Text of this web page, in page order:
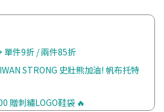
件9折 / 兩件85折
STRONG 史壯熊加油! 帆布托特
贈刺繡LOGO鞋袋 🔥